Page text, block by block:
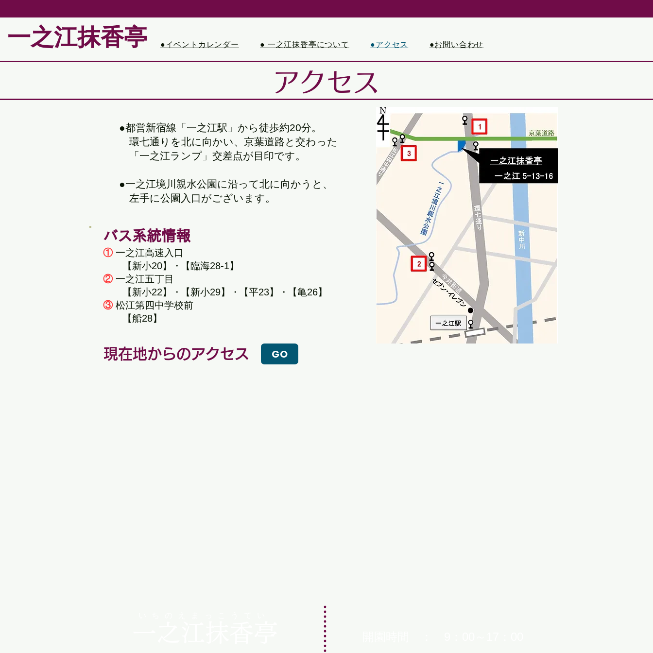
一之江抹香亭 ●イベントカレンダー ● 一之江抹香亭について ●アクセス ●お問い合わせ
アクセス
●都営新宿線「一之江駅」から徒歩約20分。
環七通りを北に向かい、京葉道路と交わった
「一之江ランプ」交差点が目印です。
●一之江境川親水公園に沿って北に向かうと、
​ 左手に公園入口がございます。
バス系統情報
①一之江高速入口
【新小20】
・
【臨海28-1】
② 一之江五丁目
【新小22】
・ 【新小29】 ・ 【平23】 ・
【亀26】
③松江第四中学校前
【船28】
現在地からのアクセス GO